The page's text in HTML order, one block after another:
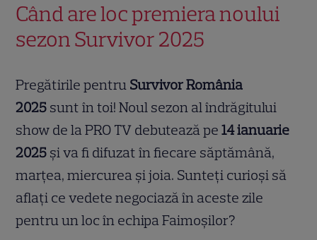
Când are loc premiera noului
sezon Survivor 2025
Pregătirile pentru Survivor România
2025 sunt în toi! Noul sezon al îndrăgitului
show de la PRO TV debutează pe14 ianuarie
2025 și va fi difuzat în fiecare săptămână,
marțea, miercurea și joia. Sunteți curioși să
aflați ce vedete negociază în aceste zile
pentru un loc în echipa Faimoșilor?